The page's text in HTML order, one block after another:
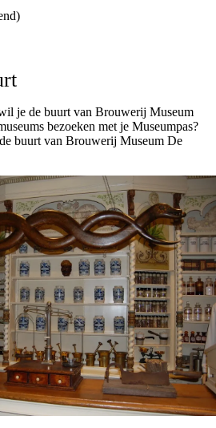
je de buurt van Brouwerij Museum
bezoeken met je Museumpas?
buurt van Brouwerij Museum De